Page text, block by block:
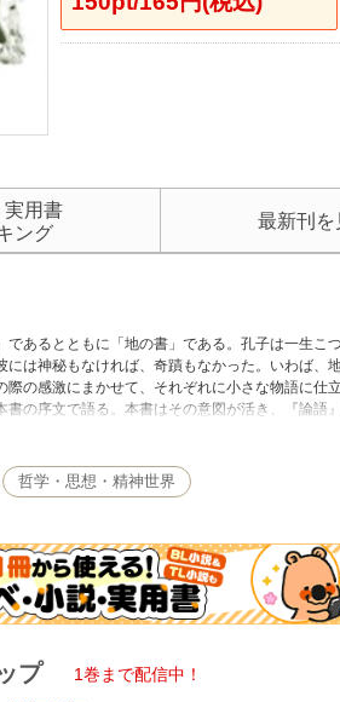
実用書
ング
最新刊を
あるとともに「地の書」である。孔子は一生こ
には神秘もなければ、奇蹟もなかった。いわば
際の感激にまかせて、それぞれに小さな物語に
書の序文で語る。本書はその意図が活き、『論
持ちの端末での表示をご確認ください。
哲学・思想・精神世界
ップ 1巻まで配信中！